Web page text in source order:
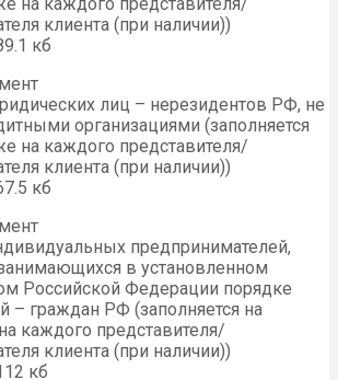
клиента (при наличии))
кб
лиц – нерезидентов РФ, не
организациями (заполняется
на каждого представителя/
клиента (при наличии))
кб
предпринимателей,
в установленном
Российской Федерации порядке
– граждан РФ (заполняется на
каждого представителя/
клиента (при наличии))
кб